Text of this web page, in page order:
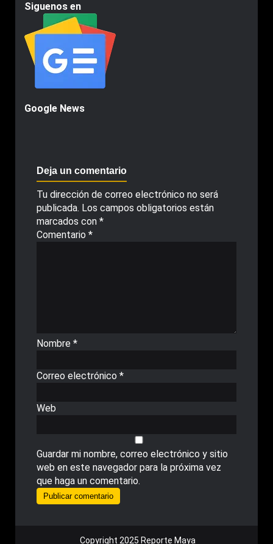
Siguenos en
Google News
Deja un comentario
Tu dirección de correo electrónico no será
publicada. Los campos obligatorios están
marcados con *
Comentario *
Nombre *
Correo electrónico *
Web
Guardar mi nombre, correo electrónico y sitio
web en este navegador para la próxima vez
que haga un comentario.
Copyright 2025 Reporte Maya